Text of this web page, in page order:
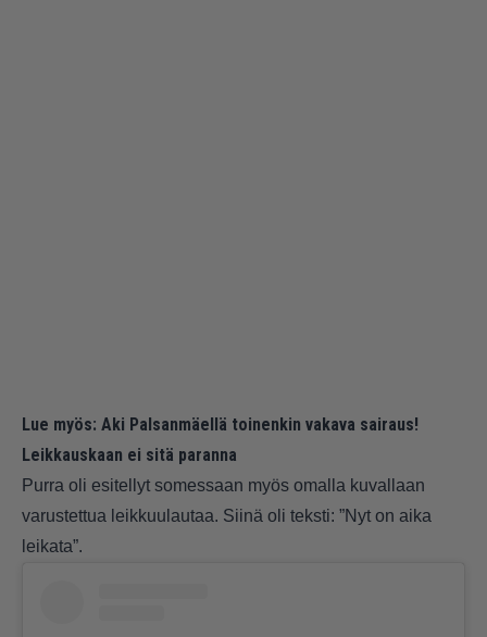
Lue myös: Aki Palsanmäellä toinenkin vakava sairaus!
Leikkauskaan ei sitä paranna
Purra oli esitellyt somessaan myös omalla kuvallaan
varustettua leikkuulautaa. Siinä oli teksti: ”Nyt on aika
leikata”.